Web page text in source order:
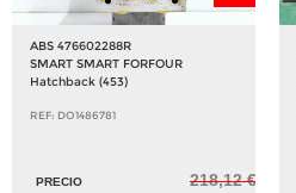
ABS 476602288R
SMART SMART FORFOUR
Hatchback (453)
REF: DO1486781
PRECIO
218,12 €